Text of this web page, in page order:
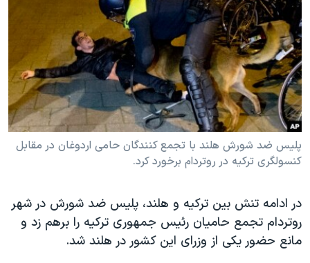
فرهنگ و زندگی
حقوق شهروندی
اقتصادی
علم و فناوری
اسرائیل در جنگ
آرشیو پخش زنده
مستندها
انتخابات ریاست جمهوری آمریکا ۲۰۲۴
حمله جمهوری اسلامی به اسرائیل
رمز مهسا
ورزش زنان در ایران
مجموعه مستندهای دادخواهی
دادگاه حمید نوری
چهل سال گروگان‌گیری
دنبال کنید
زبانهای مختلف
پلیس ضد شورش هلند با تجمع کنندگان حامی اردوغان در مقابل
کنسولگری ترکیه در روتردام برخورد کرد.
در ادامه تنش بین ترکیه و هلند، پلیس ضد شورش در شهر
روتردام تجمع حامیان رئیس جمهوری ترکیه را برهم زد و
مانع حضور یکی از وزرای این کشور در هلند شد.